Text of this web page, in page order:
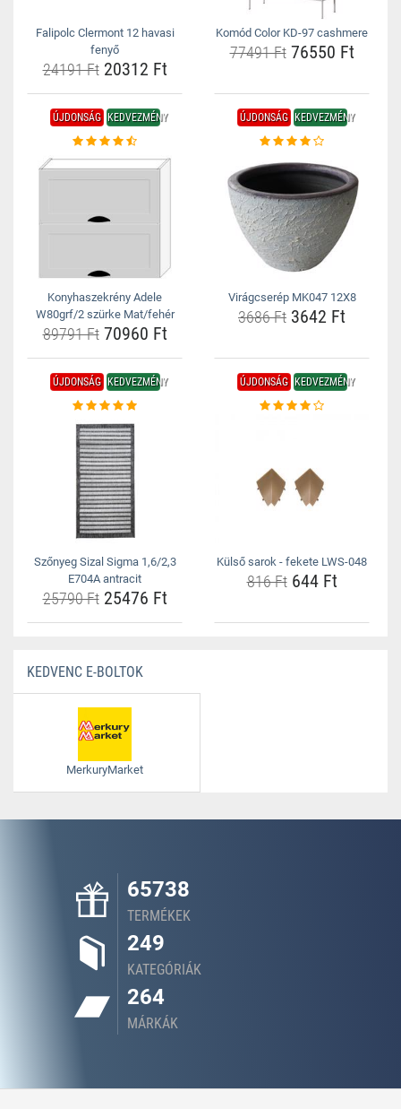
Falipolc Clermont 12 havasi
fenyő
24191 Ft20312 Ft
Komód Color KD-97 cashmere
77491 Ft76550 Ft
ÚJDONSÁG KEDVEZMÉNY
Konyhaszekrény Adele
W80grf/2 szürke Mat/fehér
89791 Ft70960 Ft
ÚJDONSÁG KEDVEZMÉNY
Virágcserép MK047 12X8
3686 Ft 3642 Ft
ÚJDONSÁG KEDVEZMÉNY
Szőnyeg Sizal Sigma 1,6/2,3
E704A antracit
25790 Ft25476 Ft
ÚJDONSÁG KEDVEZMÉNY
Külső sarok - fekete LWS-048
816 Ft644 Ft
KEDVENC E-BOLTOK
MerkuryMarket
65738
TERMÉKEK
249
KATEGÓRIÁK
264
MÁRKÁK